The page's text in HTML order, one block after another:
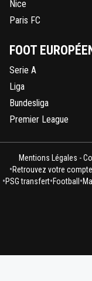
Nice
Paris FC
FOOT
Serie A
Liga
Bundesliga
Premier League
Mentions Légales -
•Retrouvez votre
•PSG transfert•Football •